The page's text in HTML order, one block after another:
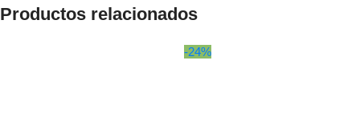
Productos relacionados
-24%